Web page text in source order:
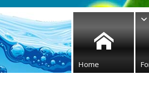
Home